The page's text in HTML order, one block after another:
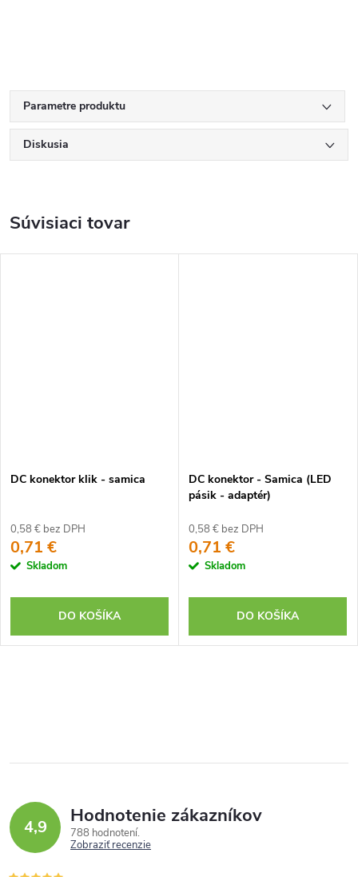
Parametre produktu
Diskusia
Súvisiaci tovar
DC konektor klik - samica
0,58 € bez DPH
0,71 €
Skladom
DO KOŠÍKA
DC konektor - Samica (LED
pásik - adaptér)
0,58 € bez DPH
0,71 €
Skladom
DO KOŠÍKA
4,9 Hodnotenie zákazníkov
788 hodnotení
Zobraziť recenzie